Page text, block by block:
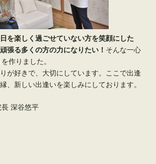
を楽しく過ごせていない方を笑顔にした
張る多くの方の力になりたい！ そんな一心
作りました。
が好きで、大切にしています。ここで出逢
、新しい出逢いを楽しみにしております。
深谷悠平